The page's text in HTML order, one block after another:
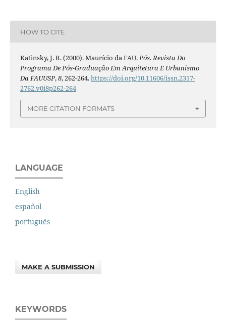
HOW TO CITE
Katinsky, J. R. (2000). Maurício da FAU.Pós. Revista Do
Programa De Pós-Graduação Em Arquitetura E Urbanismo
Da FAUUSP,8, 262-264.https://doi.org/10.11606/issn.2317-
2762.v0i8p262-264
MORE CITATION FORMATS
LANGUAGE
English
español
português
MAKE A SUBMISSION
KEYWORDS